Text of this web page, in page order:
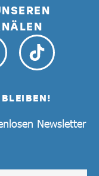
Newsletter